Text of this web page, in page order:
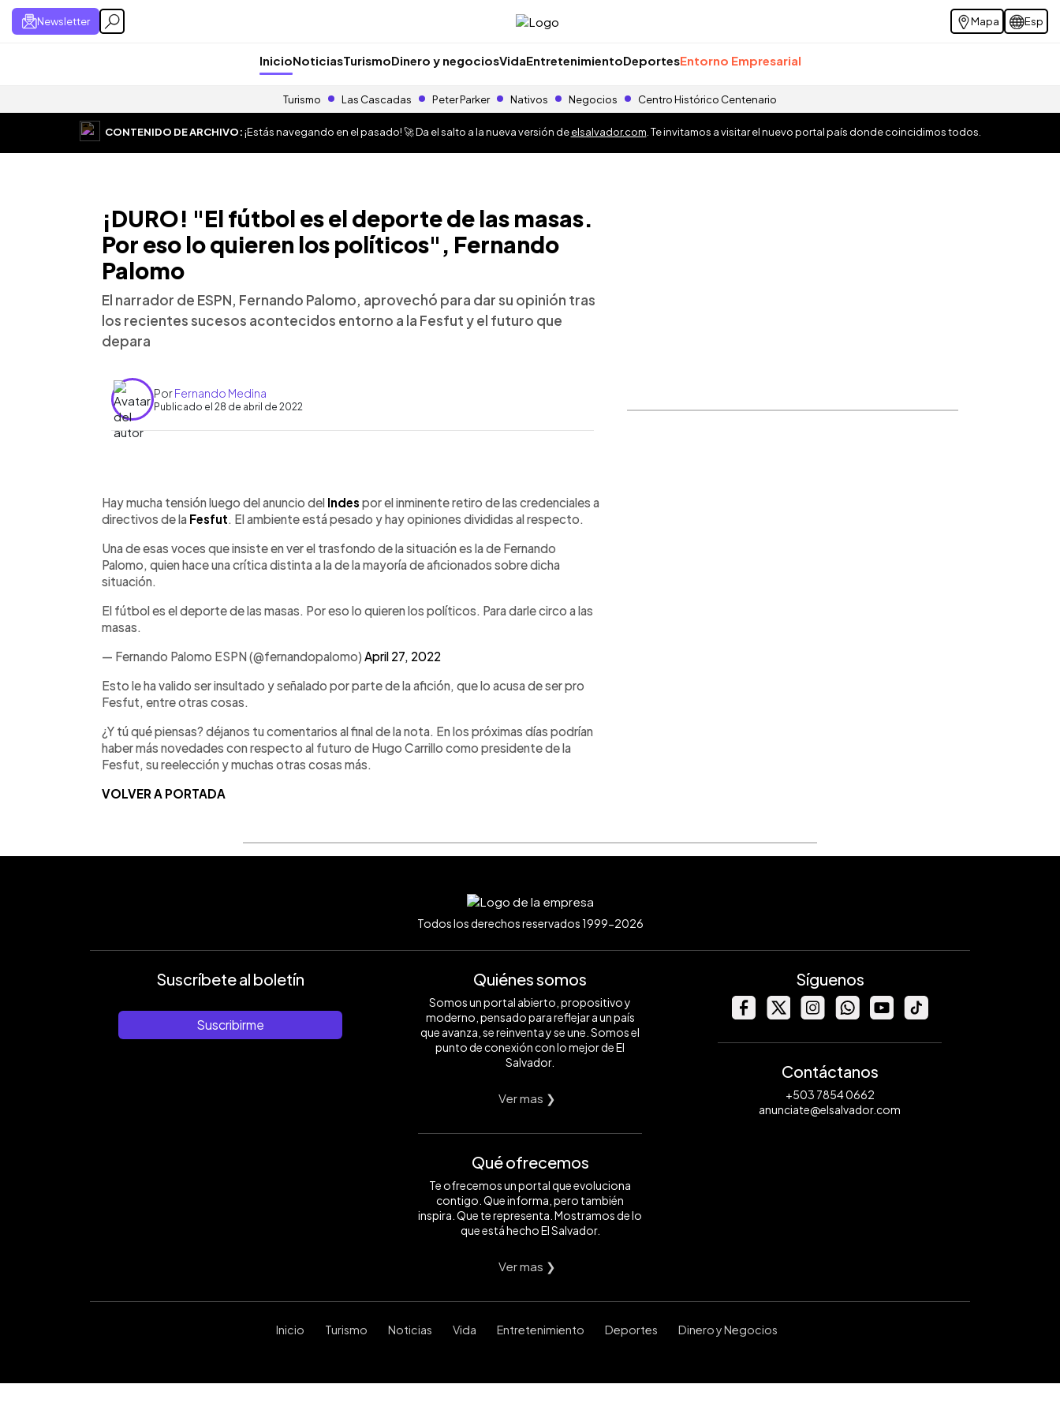
Newsletter Mapa Esp
InicioNoticiasTurismoDinero y negociosVidaEntretenimientoDeportesEntorno Empresarial
Turismo Las Cascadas Peter Parker Nativos Negocios Centro Histórico Centenario
CONTENIDO DE ARCHIVO:¡Estás navegando en el pasado! 🚀 Da el salto a la nueva versión deelsalvador.com . Te invitamos a visitar el nuevo portal país donde coincidimos todos.
¡DURO! "El fútbol es el deporte de las masas.
Por eso lo quieren los políticos", Fernando
Palomo
El narrador de ESPN, Fernando Palomo, aprovechó para dar su opinión tras
los recientes sucesos acontecidos entorno a la Fesfut y el futuro que
depara
PorFernando Medina
Publicado el 28 de abril de 2022
► Escuchar artículo
Hay mucha tensión luego del anuncio del Indes por el inminente retiro de las credenciales a
directivos de la Fesfut. El ambiente está pesado y hay opiniones divididas al respecto.
Una de esas voces que insiste en ver el trasfondo de la situación es la de Fernando
Palomo, quien hace una crítica distinta a la de la mayoría de aficionados sobre dicha
situación.
El fútbol es el deporte de las masas. Por eso lo quieren los políticos. Para darle circo a las
masas.
— Fernando Palomo ESPN (@fernandopalomo) April 27, 2022
Esto le ha valido ser insultado y señalado por parte de la afición, que lo acusa de ser pro
Fesfut, entre otras cosas.
¿Y tú qué piensas? déjanos tu comentarios al final de la nota. En los próximas días podrían
haber más novedades con respecto al futuro de Hugo Carrillo como presidente de la
Fesfut, su reelección y muchas otras cosas más.
VOLVER A PORTADA
Todos los derechos reservados 1999-2026
Suscríbete al boletín
Suscribirme
Quiénes somos
Somos un portal abierto, propositivo y
moderno, pensado para reflejar a un país
que avanza, se reinventa y se une. Somos el
punto de conexión con lo mejor de El
Salvador.
Ver mas ❯
Qué ofrecemos
Te ofrecemos un portal que evoluciona
contigo. Que informa, pero también
inspira. Que te representa. Mostramos de lo
que está hecho El Salvador.
Ver mas ❯
Síguenos
Contáctanos
+503 7854 0662
anunciate@elsalvador.com
Inicio Turismo Noticias Vida Entretenimiento Deportes Dinero y Negocios